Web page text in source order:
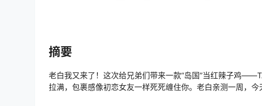
摘要
老白我又来了！这次给兄弟们带来一款“岛国”当红辣子鸡
拉满，包裹感像初恋女友一样死死缠住你。老白亲测一周，